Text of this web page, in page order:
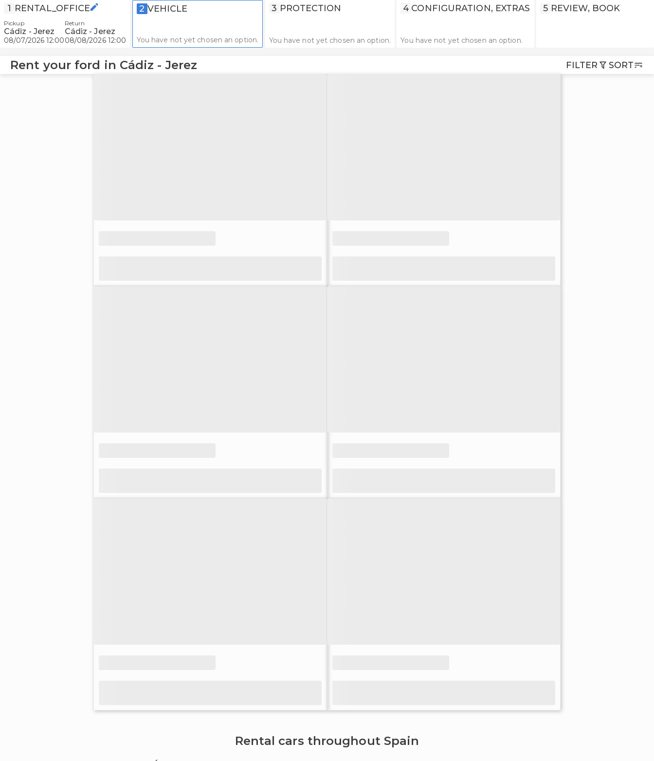
1 RENTAL_OFFICE
Pickup
Cádiz - Jerez
08/07/2026 12:00
Return
Cádiz - Jerez
08/08/2026 12:00
2 VEHICLE
You have not yet chosen an option.
3 PROTECTION
You have not yet chosen an option.
4 CONFIGURATION, EXTRAS
You have not yet chosen an option.
5 REVIEW, BOOK
Rent your ford in Cádiz - Jerez FILTER SORT
Rental cars throughout Spain